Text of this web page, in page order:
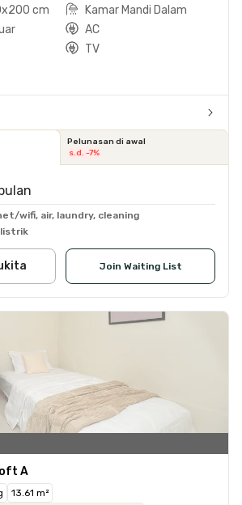
cm
Kamar Mandi Dalam
AC
TV
Pelunasan di awal
s.d. -7%
wifi, air, laundry, cleaning
Join Waiting List
A
13.61 m²